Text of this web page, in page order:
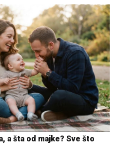
a šta od majke? Sve što